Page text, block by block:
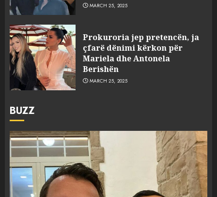
MARCH 25, 2025
Prokuroria jep pretencën, ja
çfarë dënimi kërkon për
Mariela dhe Antonela
Berishën
MARCH 25, 2025
BUZZ